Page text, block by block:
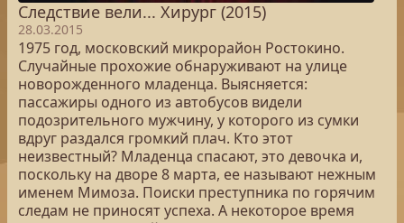
Следствие вели... Хирург (2015)
28.03.2015
1975 год, московский микрорайон Ростокино.
Случайные прохожие обнаруживают на улице
новорожденного младенца. Выясняется:
пассажиры одного из автобусов видели
подозрительного мужчину, у которого из сумки
вдруг раздался громкий плач. Кто этот
неизвестный? Младенца спасают, это девочка и,
поскольку на дворе 8 марта, ее называют нежным
именем Мимоза. Поиски преступника по горячим
следам не приносят успеха. А некоторое время